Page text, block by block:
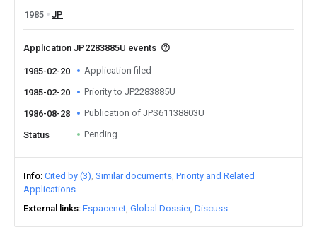
1985
JP
Application JP2283885U events
1985-02-20 Application filed
1985-02-20 Priority to JP2283885U
1986-08-28 Publication of JPS61138803U
Status Pending
Info Cited by (3) Similar documents Priority and Related
Applications
External links Espacenet Global Dossier Discuss